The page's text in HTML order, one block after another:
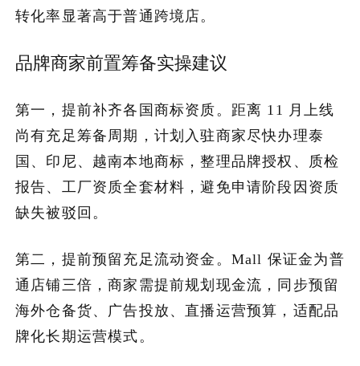
转化率显著高于普通跨境店。
品牌商家前置筹备实操建议
第一，提前补齐各国商标资质。距离 11 月上线
尚有充足筹备周期，计划入驻商家尽快办理泰
国、印尼、越南本地商标，整理品牌授权、质检
报告、工厂资质全套材料，避免申请阶段因资质
缺失被驳回。
第二，提前预留充足流动资金。Mall 保证金为普
通店铺三倍，商家需提前规划现金流，同步预留
海外仓备货、广告投放、直播运营预算，适配品
牌化长期运营模式。